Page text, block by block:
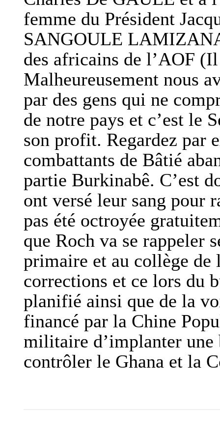
femme du Président
SANGOULE
des africains de l’AOF
Malheureusement nous
par des gens qui ne
de notre pays et c’est le
son profit. Regardez par
combattants de Bâtié
partie Burkinabê. C’est
ont versé leur sang pour
pas été octroyée
que Roch va se rappeler
primaire et au collège de
corrections et ce lors du
planifié ainsi que de la
financé par la Chine
militaire d’implanter
contrôler le Ghana et la